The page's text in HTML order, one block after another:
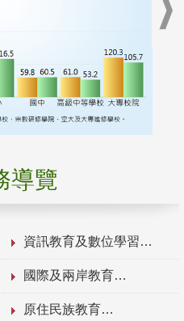
導覽
資訊教育及數位學習
國際及兩岸教育
原住民族教育